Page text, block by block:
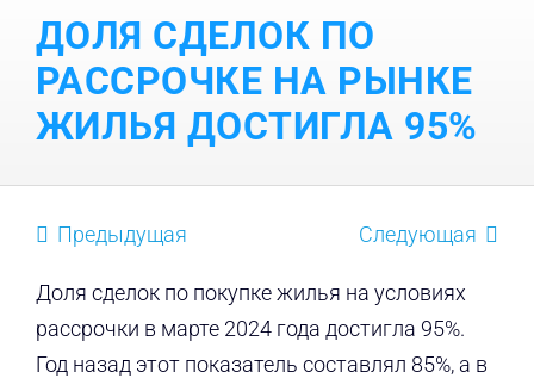
наши
ДОЛЯ СДЕЛОК ПО
РАССРОЧКЕ НА РЫНКЕ
ЖИЛЬЯ ДОСТИГЛА 95%
Предыдущая Следующая
Доля сделок по покупке жилья на условиях
рассрочки в марте 2024 года достигла 95%.
Год назад этот показатель составлял 85%, а в